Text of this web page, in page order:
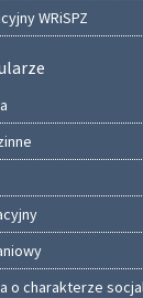
WRiSPZ
o charakterze